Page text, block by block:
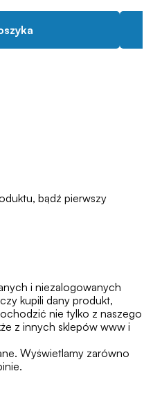
bądź pierwszy
i niezalogowanych
kupili dany produkt,
nie tylko z naszego
z innych sklepów www i
Wyświetlamy zarówno